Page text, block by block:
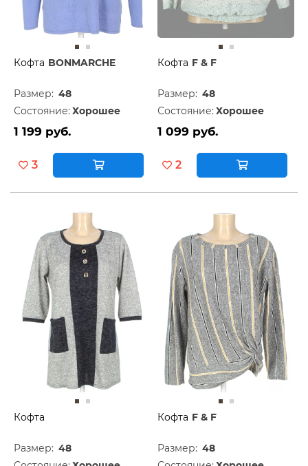
Кофта BONMARCHE
Размер: 48
Состояние: Хорошее
1 199 руб.
3
Кофта F & F
Размер: 48
Состояние: Хорошее
1 099 руб.
2
Кофта
Размер: 48
Кофта F & F
Размер: 48